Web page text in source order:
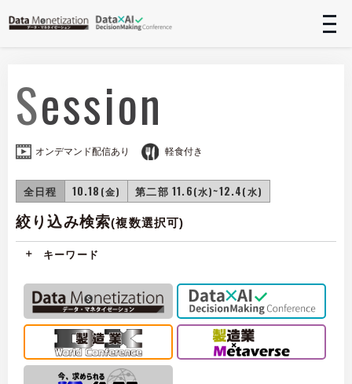
Session
全日程 10.18 (金) 第二部 11.6(水)~12.4(水)
オンデマンド配信あり 軽食付き
絞り込み検索(複数選択可)
キーワード